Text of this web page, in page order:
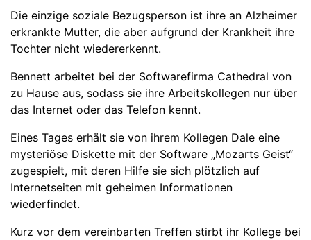
Die einzige soziale Bezugsperson ist ihre an Alzheimer
erkrankte Mutter, die aber aufgrund der Krankheit ihre
Tochter nicht wiedererkennt.
Bennett arbeitet bei der Softwarefirma Cathedral von
zu Hause aus, sodass sie ihre Arbeitskollegen nur über
das Internet oder das Telefon kennt.
Eines Tages erhält sie von ihrem Kollegen Dale eine
mysteriöse Diskette mit der Software „Mozarts Geist“
zugespielt, mit deren Hilfe sie sich plötzlich auf
Internetseiten mit geheimen Informationen
wiederfindet.
Kurz vor dem vereinbarten Treffen stirbt ihr Kollege bei